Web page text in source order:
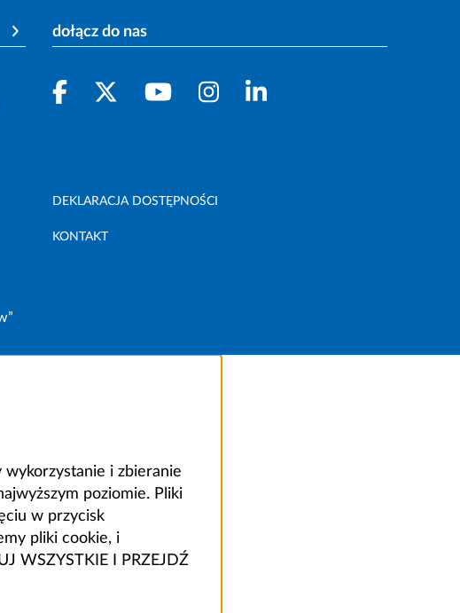
dołącz do nas
DEKLARACJA DOSTĘPNOŚCI
KONTAKT
wykorzystanie i zbieranie
poziomie. Pliki
w przycisk
pliki cookie, i
WSZYSTKIE I PRZEJDŹ